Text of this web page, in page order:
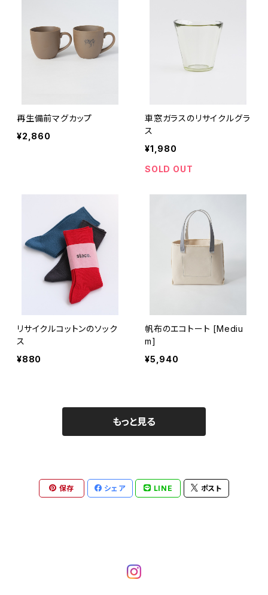
再生備前マグカップ
¥2,860
車窓ガラスのリサイクルグラ
ス
¥1,980
SOLD OUT
リサイクルコットンのソック
ス
¥880
帆布のエコトート [Mediu
m]
¥5,940
もっと見る
保存 シェア LINE ポスト